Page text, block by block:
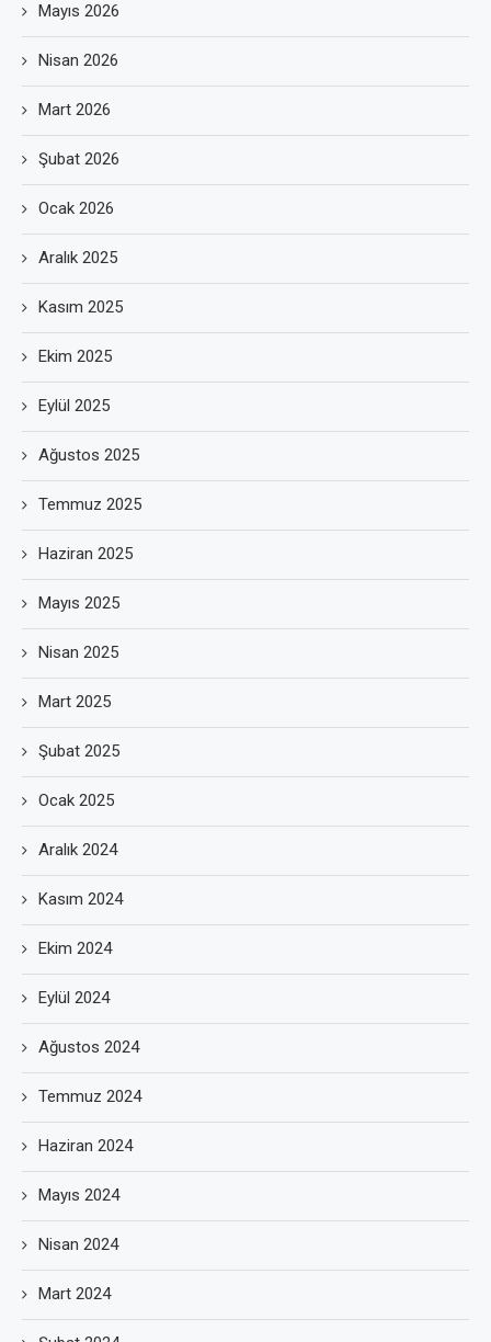
Mayıs 2026
Nisan 2026
Mart 2026
Şubat 2026
Ocak 2026
Aralık 2025
Kasım 2025
Ekim 2025
Eylül 2025
Ağustos 2025
Temmuz 2025
Haziran 2025
Mayıs 2025
Nisan 2025
Mart 2025
Şubat 2025
Ocak 2025
Aralık 2024
Kasım 2024
Ekim 2024
Eylül 2024
Ağustos 2024
Temmuz 2024
Haziran 2024
Mayıs 2024
Nisan 2024
Mart 2024